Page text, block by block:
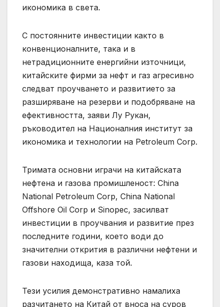
икономика в света.
С постоянните инвестиции както в
конвенционалните, така и в
нетрадиционните енергийни източници,
китайските фирми за нефт и газ агресивно
следват проучването и развитието за
разширяване на резерви и подобряване на
ефективността, заяви Лу Рукан,
ръководител на Националния институт за
икономика и технологии на Petroleum Corp.
Тримата основни играчи на китайската
нефтена и газова промишленост: China
National Petroleum Corp, China National
Offshore Oil Corp и Sinopec, засилват
инвестиции в проучвания и развитие през
последните години, което води до
значителни открития в различни нефтени и
газови находища, каза той.
Тези усилия демонстративно намалиха
разчитането на Китай от вноса на суров